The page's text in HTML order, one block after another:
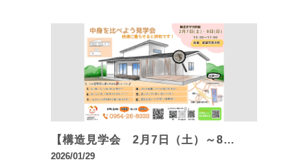
【構造見学会 2月7日（土）～8…
2026/01/29